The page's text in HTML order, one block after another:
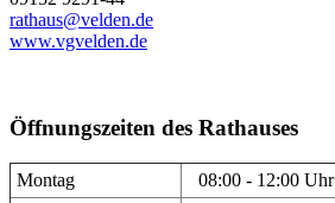
rathaus@velden.de
www.vgvelden.de
Öffnungszeiten des Rathauses
Montag 08:00 - 12:00 Uhr